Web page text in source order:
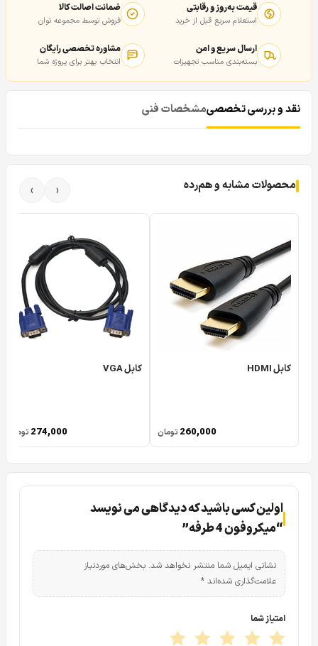
قیمت به‌روز و رقابتی
استعلام سریع قبل از خرید
ضمانت اصالت کالا
فروش توسط مجموعه توان
ارسال سریع و امن
بسته‌بندی مناسب تجهیزات
مشاوره تخصصی رایگان
انتخاب بهتر برای پروژه شما
نقد و بررسی تخصصیمشخصات فنی
محصولات مشابه و هم‌رده ‹
›
کابل HDMI
260,000 تومان
کابل VGA
274,000 تومان
اولین کسی باشید که دیدگاهی می نویسد
“میکروفون 4 طرفه”
نشانی ایمیل شما منتشر نخواهد شد. بخش‌های موردنیاز
علامت‌گذاری شده‌اند *
امتیاز شما